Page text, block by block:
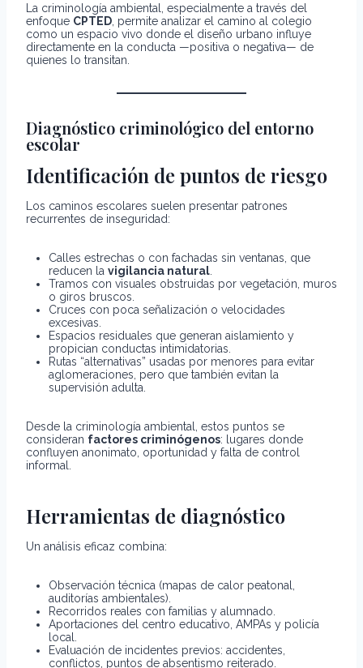
La criminología ambiental, especialmente a través del
enfoque CPTED , permite analizar el camino al colegio
como un espacio vivo donde el diseño urbano influye
directamente en la conducta —positiva o negativa— de
quienes lo transitan.
Diagnóstico criminológico del entorno
escolar
Identificación de puntos de riesgo
Los caminos escolares suelen presentar patrones
recurrentes de inseguridad:
Calles estrechas o con fachadas sin ventanas, que
reducen la vigilancia natural
Tramos con visuales obstruidas por vegetación, muros
o giros bruscos.
Cruces con poca señalización o velocidades
excesivas.
Espacios residuales que generan aislamiento y
propician conductas intimidatorias.
Rutas “alternativas” usadas por menores para evitar
aglomeraciones, pero que también evitan la
supervisión adulta.
Desde la criminología ambiental, estos puntos se
consideran factores criminógenos: lugares donde
confluyen anonimato, oportunidad y falta de control
informal.
Herramientas de diagnóstico
Un análisis eficaz combina:
Observación técnica (mapas de calor peatonal,
auditorías ambientales).
Recorridos reales con familias y alumnado.
Aportaciones del centro educativo, AMPAs y policía
local.
Evaluación de incidentes previos: accidentes,
conflictos, puntos de absentismo reiterado.